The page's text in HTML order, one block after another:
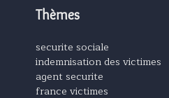
Thèmes
securite sociale
indemnisation des victimes
agent securite
france victimes